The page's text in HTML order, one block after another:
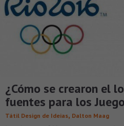
¿Cómo se crearon el
fuentes para los
Tátil Design de Ideias, Dalton Maag